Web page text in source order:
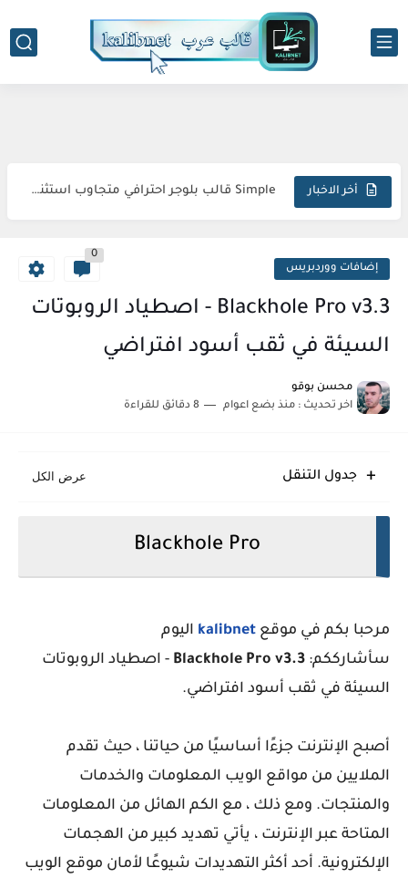
أخر الاخبار Simple قالب بلوجر احترافي متجاوب استثنائي مبتكر
FlexNews قالب بلوجر احترافي استثنائي متطور مذهل
Magazin قالب بلوجر فريد متكامل وجذاب
Meota قالب بلوجر يؤمن قفزة إنتاجية نوعية
Glossify قالب بلوجر انسيابي متجاوب منظم حديث
إضافات ووردبريس
0
Blackhole Pro v3.3 - اصطياد الروبوتات
السيئة في ثقب أسود افتراضي
محسن بوقو
اخر تحديث : منذ بضع اعوام 8 دقائق للقراءة
جدول التنقل
Blackhole Pro
مرحبا بكم في موقع kalibnet اليوم
سأشارككم: Blackhole Pro v3.3 - اصطياد الروبوتات
السيئة في ثقب أسود افتراضي.
أصبح الإنترنت جزءًا أساسيًا من حياتنا ، حيث تقدم
الملايين من مواقع الويب المعلومات والخدمات
والمنتجات. ومع ذلك ، مع الكم الهائل من المعلومات
المتاحة عبر الإنترنت ، يأتي تهديد كبير من الهجمات
الإلكترونية. أحد أكثر التهديدات شيوعًا لأمان موقع الويب